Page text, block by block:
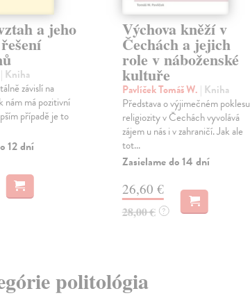
a jeho
| Kniha
závislí na
nám má pozitivní
případě je to
12 dní
Výchova kněží v
Čechách a jejich
role v náboženské
kultuře
Pavlíček Tomáš W. | Kniha
Představa o výjimečném poklesu
religiozity v Čechách vyvolává
zájem u nás i v zahraničí. Jak ale
tot...
Zasielame do 14 dní
26,60 €
28,00 € ?
politológia